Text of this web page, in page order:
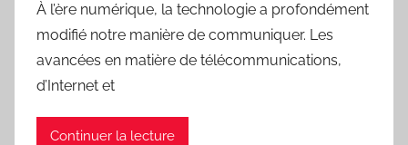
À l’ère numérique, la technologie a profondément
modifié notre manière de communiquer. Les
avancées en matière de télécommunications,
d’Internet et
Continuer la lecture